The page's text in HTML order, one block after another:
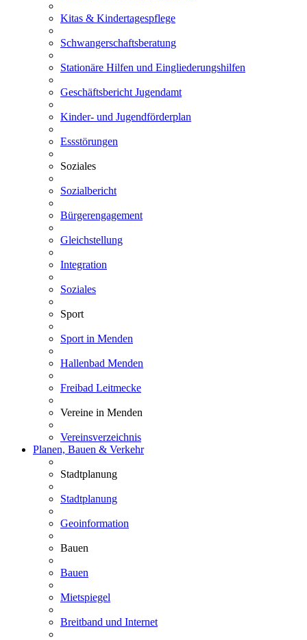
Kitas & Kindertagespflege
Schwangerschaftsberatung
Stationäre Hilfen und Eingliederungshilfen
Geschäftsbericht Jugendamt
Kinder- und Jugendförderplan
Essstörungen
Soziales
Sozialbericht
Bürgerengagement
Gleichstellung
Integration
Soziales
Sport
Sport in Menden
Hallenbad Menden
Freibad Leitmecke
Vereine in Menden
Vereinsverzeichnis
Planen, Bauen & Verkehr
Stadtplanung
Stadtplanung
Geoinformation
Bauen
Bauen
Mietspiegel
Breitband und Internet